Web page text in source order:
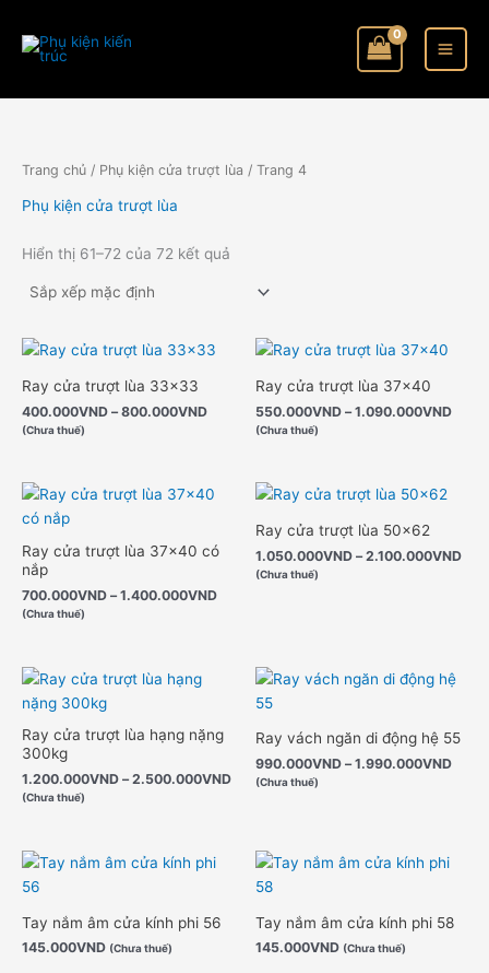
Trang chủ / Phụ kiện cửa trượt lùa / Trang 4
Phụ kiện cửa trượt lùa
Hiển thị 61–72 của 72 kết quả
Ray cửa trượt lùa 33×33
400.000VND – 800.000VND
Khoảng
400.000VND
đến
800.000VND
(Chưa thuế)
Ray cửa trượt lùa 37×40
550.000VND – 1.090.000VNDđến
(Chưa thuế)
Ray cửa trượt lùa 37×40 có
nắp
700.000VND – 1.400.000VND
Khoảng
700.000VND
đến
1.400.000VND
(Chưa thuế)
Ray cửa trượt lùa 50×62
1.050.000VND – 2.100.000VNDđến
(Chưa thuế)
Ray cửa trượt lùa hạng nặng
300kg
1.200.000VND – 2.500.000VND
Khoảng
2.500.000VND
(Chưa thuế)
Ray vách ngăn di động hệ 55
990.000VND – 1.990.000VND
giá:
đến
(Chưa thuế)
Tay nắm âm cửa kính phi 56
145.000VND (Chưa thuế)
Tay nắm âm cửa kính phi 58
145.000VND (Chưa thuế)